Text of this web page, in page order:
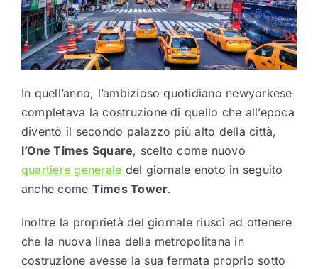
In quell’anno, l’ambizioso quotidiano newyorkese
completava la costruzione di quello che all’epoca
diventò il secondo palazzo più alto della città,
l’One Times Square, scelto come nuovo
quartiere generale del giornale enoto in seguito
anche come Times Tower.
Inoltre la proprietà del giornale riuscì ad ottenere
che la nuova linea della metropolitana in
costruzione avesse la sua fermata proprio sotto